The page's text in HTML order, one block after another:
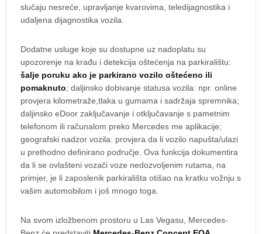
slučaju nesreće, upravljanje kvarovima, teledijagnostika i
udaljena dijagnostika vozila.
Dodatne usluge koje su dostupne uz nadoplatu su
upozorenje na krađu i detekcija oštećenja na parkiralištu:
šalje poruku ako je parkirano vozilo oštećeno ili
pomaknuto; daljinsko dobivanje statusa vozila: npr. online
provjera kilometraže,tlaka u gumama i sadržaja spremnika;
daljinsko eDoor zaključavanje i otključavanje s pametnim
telefonom ili računalom preko Mercedes me aplikacije;
geografski nadzor vozila: provjera da li vozilo napušta/ulazi
u prethodno definirano područje. Ova funkcija dokumentira
da li se ovlašteni vozači voze nedozvoljenim rutama, na
primjer, je li zaposlenik parkirališta otišao na kratku vožnju s
vašim automobilom i još mnogo toga.
Na svom izložbenom prostoru u Las Vegasu, Mercedes-